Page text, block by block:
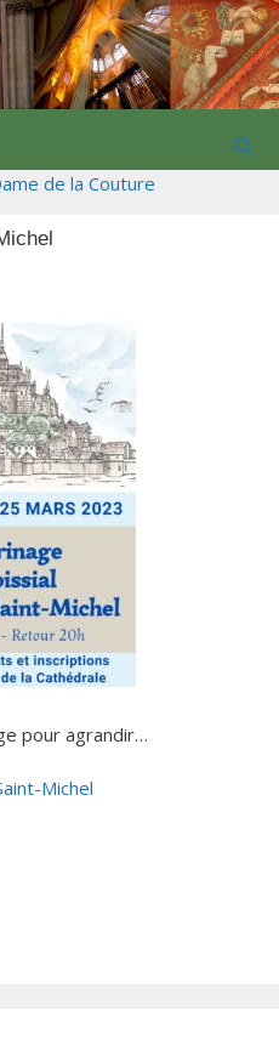
de la Couture
pour agrandir…
Michel